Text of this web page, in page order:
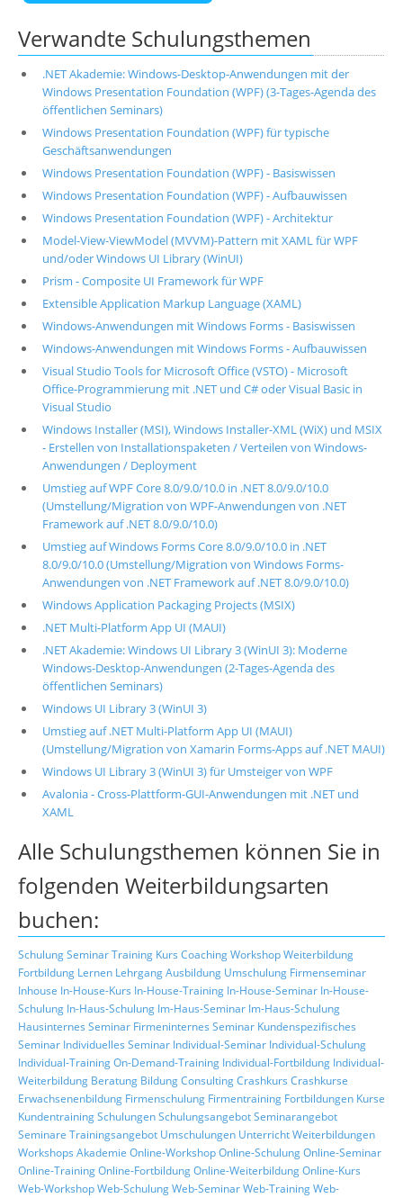
Verwandte Schulungsthemen
.NET Akademie: Windows-Desktop-Anwendungen mit der
Windows Presentation Foundation (WPF) (3-Tages-Agenda des
öffentlichen Seminars)
Windows Presentation Foundation (WPF) für typische
Geschäftsanwendungen
Windows Presentation Foundation (WPF) - Basiswissen
Windows Presentation Foundation (WPF) - Aufbauwissen
Windows Presentation Foundation (WPF) - Architektur
Model-View-ViewModel (MVVM)-Pattern mit XAML für WPF
und/oder Windows UI Library (WinUI)
Prism - Composite UI Framework für WPF
Extensible Application Markup Language (XAML)
Windows-Anwendungen mit Windows Forms - Basiswissen
Windows-Anwendungen mit Windows Forms - Aufbauwissen
Visual Studio Tools for Microsoft Office (VSTO) - Microsoft
Office-Programmierung mit .NET und C# oder Visual Basic in
Visual Studio
Windows Installer (MSI), Windows Installer-XML (WiX) und MSIX
- Erstellen von Installationspaketen / Verteilen von Windows-
Anwendungen / Deployment
Umstieg auf WPF Core 8.0/9.0/10.0 in .NET 8.0/9.0/10.0
(Umstellung/Migration von WPF-Anwendungen von .NET
Framework auf .NET 8.0/9.0/10.0)
Umstieg auf Windows Forms Core 8.0/9.0/10.0 in .NET
8.0/9.0/10.0 (Umstellung/Migration von Windows Forms-
Anwendungen von .NET Framework auf .NET 8.0/9.0/10.0)
Windows Application Packaging Projects (MSIX)
.NET Multi-Platform App UI (MAUI)
.NET Akademie: Windows UI Library 3 (WinUI 3): Moderne
Windows-Desktop-Anwendungen (2-Tages-Agenda des
öffentlichen Seminars)
Windows UI Library 3 (WinUI 3)
Umstieg auf .NET Multi-Platform App UI (MAUI)
(Umstellung/Migration von Xamarin Forms-Apps auf .NET MAUI)
Windows UI Library 3 (WinUI 3) für Umsteiger von WPF
Avalonia - Cross-Plattform-GUI-Anwendungen mit .NET und
XAML
Alle Schulungsthemen können Sie in
folgenden Weiterbildungsarten
buchen:
SchulungSeminarTraining Kurs CoachingWorkshopWeiterbildung
Fortbildung Lernen LehrgangAusbildung Umschulung Firmenseminar
Inhouse In-House-Kurs In-House-Training In-House-Seminar In-House-
Schulung In-Haus-Schulung Im-Haus-Seminar Im-Haus-Schulung
Hausinternes Seminar Firmeninternes Seminar Kundenspezifisches
Seminar Individuelles Seminar Individual-Seminar Individual-Schulung
Individual-TrainingOn-Demand-Training Individual-Fortbildung Individual-
Weiterbildung Beratung BildungConsultingCrashkurs Crashkurse
Erwachsenenbildung Firmenschulung Firmentraining Fortbildungen Kurse
KundentrainingSchulungenSchulungsangebotSeminarangebot
Seminare Trainingsangebot Umschulungen UnterrichtWeiterbildungen
Workshops Akademie Online-WorkshopOnline-SchulungOnline-Seminar
Online-TrainingOnline-FortbildungOnline-WeiterbildungOnline-Kurs
Web-WorkshopWeb-SchulungWeb-SeminarWeb-TrainingWeb-